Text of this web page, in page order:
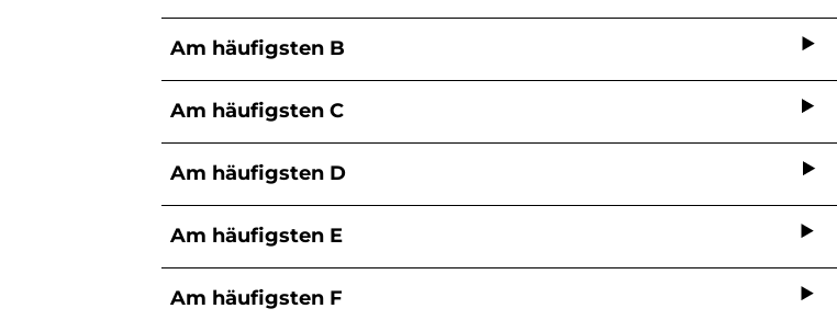
Am häufigsten B
Am häufigsten C
Am häufigsten D
Am häufigsten E
Am häufigsten F